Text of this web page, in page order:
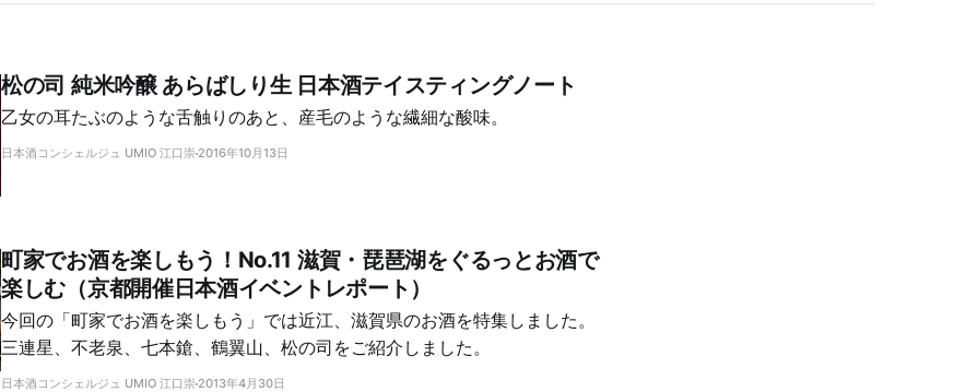
松の司 純米吟醸 あらばしり生 日本酒テイスティングノート
乙女の耳たぶのような舌触りのあと、産毛のような繊細な酸味。
日本酒コンシェルジュ UMIO 江口崇 2016年10月13日
町家でお酒を楽しもう！No.11 滋賀・琵琶湖をぐるっとお酒で
楽しむ（京都開催日本酒イベントレポート）
今回の「町家でお酒を楽しもう」では近江、滋賀県のお酒を特集しました。
三連星、不老泉、七本鎗、鶴翼山、松の司をご紹介しました。
日本酒コンシェルジュ UMIO 江口崇 2013年4月30日